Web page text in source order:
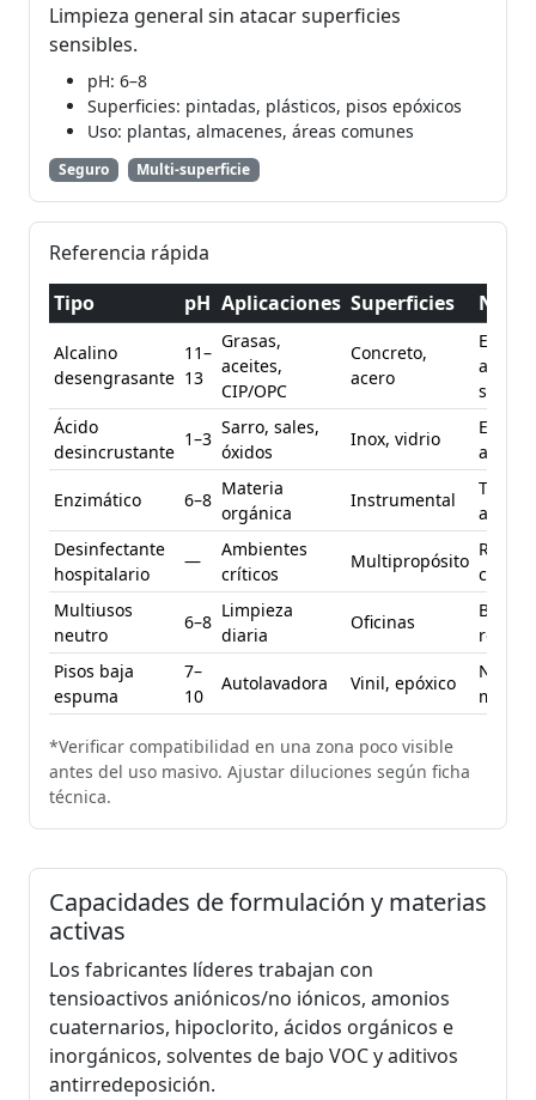
Limpieza general sin atacar superficies
sensibles.
pH: 6–8
Superficies: pintadas, plásticos, pisos epóxicos
Uso: plantas, almacenes, áreas comunes
Seguro Multi-superficie
Referencia rápida
Tipo
pH Aplicaciones Superficies Notas
Alcalino
desengrasante
11–
13
Grasas,
aceites,
CIP/OPC
Concreto,
acero
Evitar
sin
Ácido
desincrustante
1–3
Sarro, sales,
óxidos
Inox, vidrio
Enzimático 6–8
Materia
orgánica
Instrumental
acción
Desinfectante
hospitalario
—
Ambientes
críticos
Multipropósito
Multiusos
neutro
6–8
Limpieza
diaria
Oficinas
Bajo
Pisos baja
espuma
7–
10
Autolavadora Vinil, epóxico
No
marcas
*Verificar compatibilidad en una zona poco visible
antes del uso masivo. Ajustar diluciones según ficha
técnica.
Capacidades de formulación y materias
activas
Los fabricantes líderes trabajan con
tensioactivos aniónicos/no iónicos, amonios
cuaternarios, hipoclorito, ácidos orgánicos e
inorgánicos, solventes de bajo VOC y aditivos
antirredeposición.